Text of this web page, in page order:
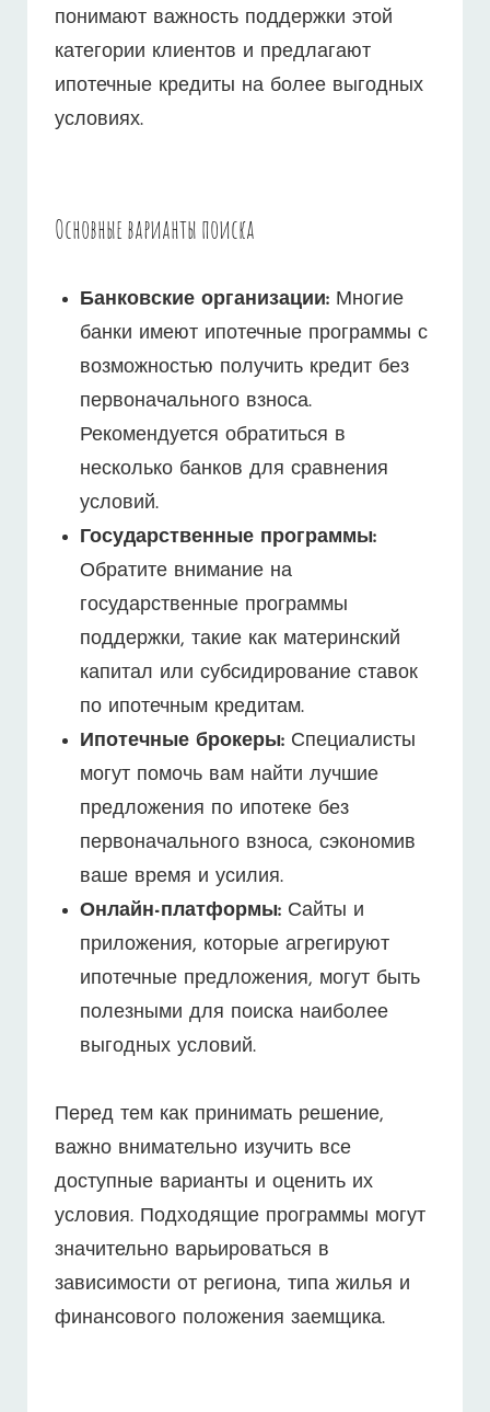
понимают важность поддержки этой
категории клиентов и предлагают
ипотечные кредиты на более выгодных
условиях.
Основные варианты поиска
Банковские организации:Многие
банки имеют ипотечные программы с
возможностью получить кредит без
первоначального взноса.
Рекомендуется обратиться в
несколько банков для сравнения
условий.
Государственные программы:
Обратите внимание на
государственные программы
поддержки, такие как материнский
капитал или субсидирование ставок
по ипотечным кредитам.
Ипотечные брокеры:Специалисты
могут помочь вам найти лучшие
предложения по ипотеке без
первоначального взноса, сэкономив
ваше время и усилия.
Онлайн-платформы:Сайты и
приложения, которые агрегируют
ипотечные предложения, могут быть
полезными для поиска наиболее
выгодных условий.
Перед тем как принимать решение,
важно внимательно изучить все
доступные варианты и оценить их
условия. Подходящие программы могут
значительно варьироваться в
зависимости от региона, типа жилья и
финансового положения заемщика.